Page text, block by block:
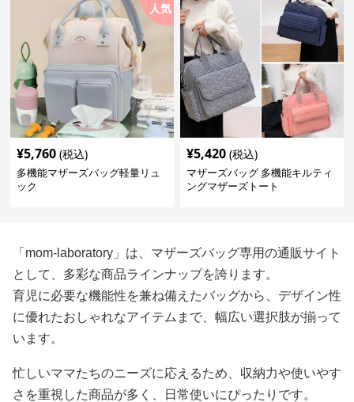
人気
¥5,760 (税込)
多機能マザーズバッグ軽量リュ
ック
¥5,420 (税込)
マザーズバッグ 多機能キルティ
ングマザーズトート
「mom-laboratory」は、マザーズバッグ専用の通販サイト
として、多彩な商品ラインナップを誇ります。
育児に必要な機能性を兼ね備えたバッグから、デザイン性
に優れたおしゃれなアイテムまで、幅広い選択肢が揃って
います。
忙しいママたちのニーズに応えるため、収納力や使いやす
さを重視した商品が多く、日常使いにぴったりです。